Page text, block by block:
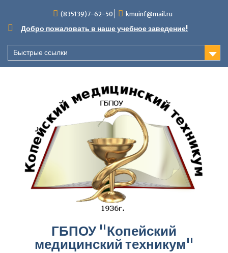
содержимому
(835139)7-62-50 kmuinf@mail.ru
Добро пожаловать в наше учебное заведение!
Быстрые ссылки
ГБПОУ "Копейский
медицинский техникум"